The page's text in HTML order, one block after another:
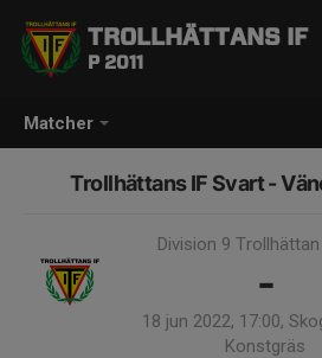
Matcher
TROLLHÄTTANS IF
P 2011
Trollhättans IF Svart -
Division 9
-
18 jun 2022, 17:00,
Konstgräs